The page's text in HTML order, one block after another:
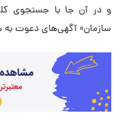
و در آن جا با جستجوی
سازمان» آگهی‌های دعوت به